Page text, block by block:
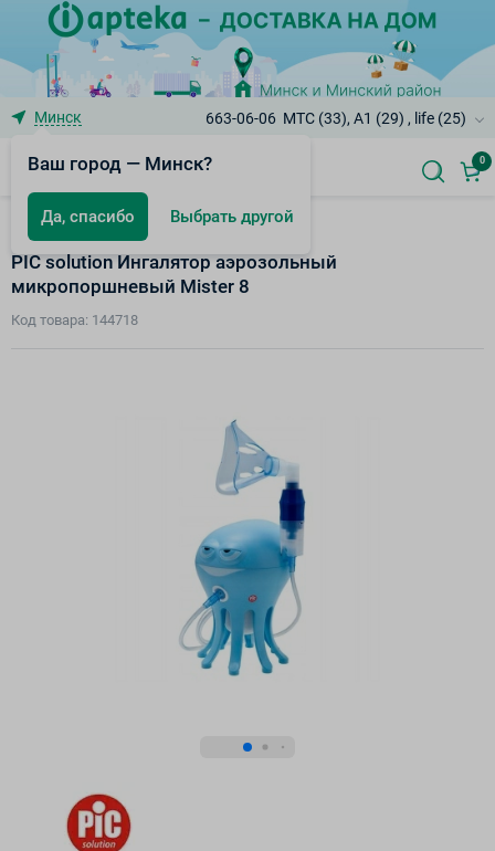
Минск
Ваш город — Минск?
Да, спасибо Выбрать другой
663-06-06 МТС (33), A1 (29) , life (25)
0
Ингаляторы/небулайзеры и аксессуары
PIC solution Ингалятор аэрозольный
микропоршневый Mister 8
Код товара: 144718